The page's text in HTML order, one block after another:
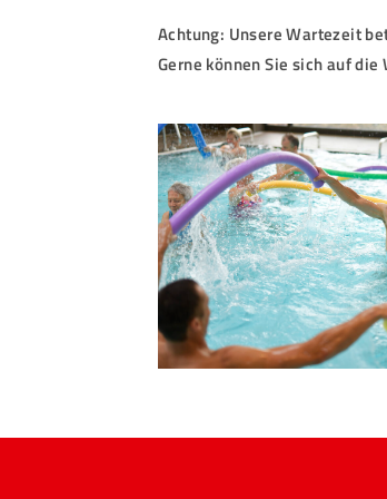
Achtung: Unsere Wartezeit
Gerne können Sie sich auf